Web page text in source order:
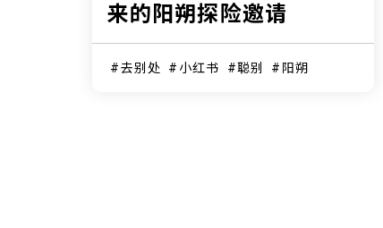
来的阳朔探险邀请
去别处 小红书 聪别 阳朔